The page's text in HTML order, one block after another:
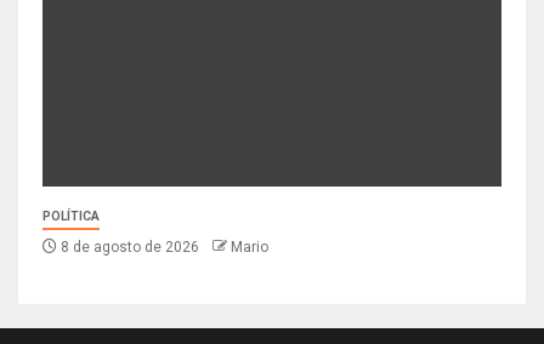
POLÍTICA
8 de agosto de 2026 Mario